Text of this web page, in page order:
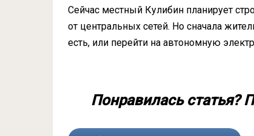
Сейчас местный Кулибин планирует
от центральных сетей. Но сначала
есть, или перейти на автономную
Понравилась статья?